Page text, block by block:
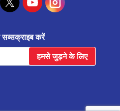
करें
हमसे जुड़ने के लिए